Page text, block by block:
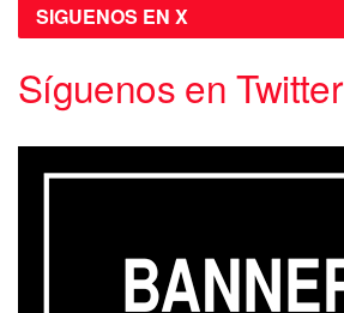
SIGUENOS EN X
Síguenos en Twitter